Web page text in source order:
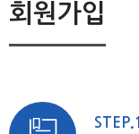
회원가입
STEP.1